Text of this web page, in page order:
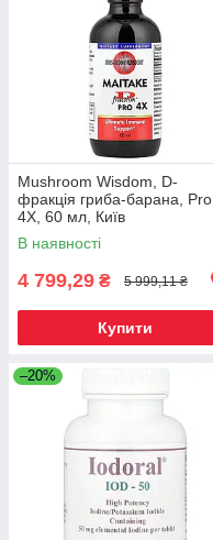
Mushroom Wisdom, D-
фракція гриба-барана, Pro
4X, 60 мл, Київ
В наявності
4 799,29 ₴ 5 999,11 ₴
Купити
–20%